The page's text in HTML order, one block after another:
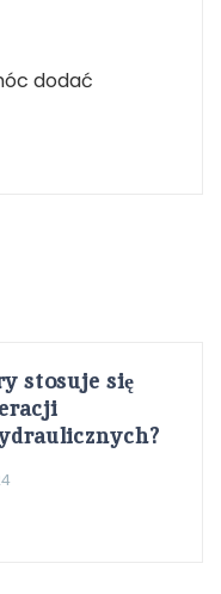
dodać
stosuje się